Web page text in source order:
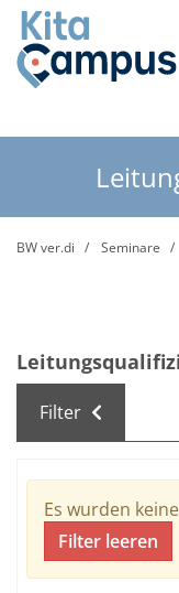
BW ver.di Seminare
Filter
Es wurden
Filter leeren